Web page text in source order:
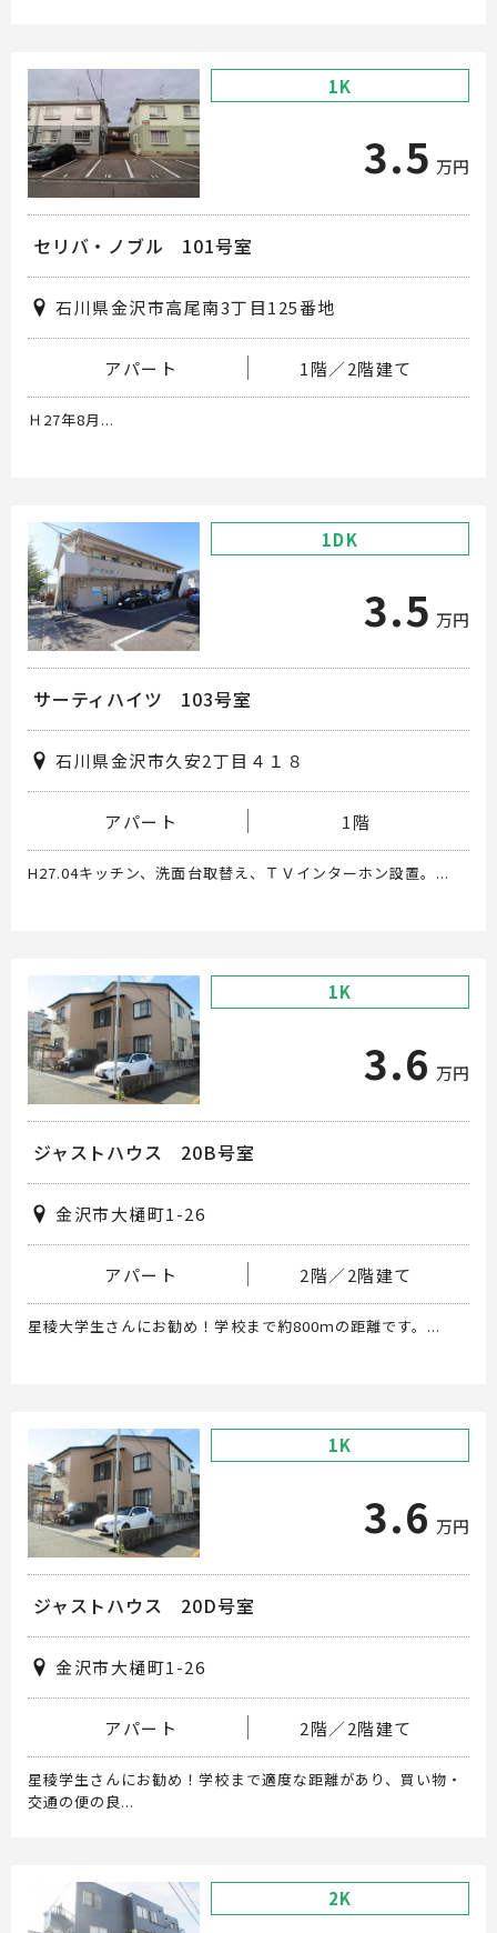
1K
3.5 万円
セリバ・ノブル 101号室
石川県金沢市高尾南3丁目125番地
アパート 1階／2階建て
Ｈ27年8月...
1DK
3.5 万円
サーティハイツ 103号室
石川県金沢市久安2丁目４１８
アパート 1階
H27.04キッチン、洗面台取替え、ＴＶインターホン設置。...
1K
3.6 万円
ジャストハウス 20B号室
金沢市大樋町1-26
アパート 2階／2階建て
星稜大学生さんにお勧め！学校まで約800ｍの距離です。...
1K
3.6 万円
ジャストハウス 20D号室
金沢市大樋町1-26
アパート 2階／2階建て
星稜学生さんにお勧め！学校まで適度な距離があり、買い物・
交通の便の良...
2K